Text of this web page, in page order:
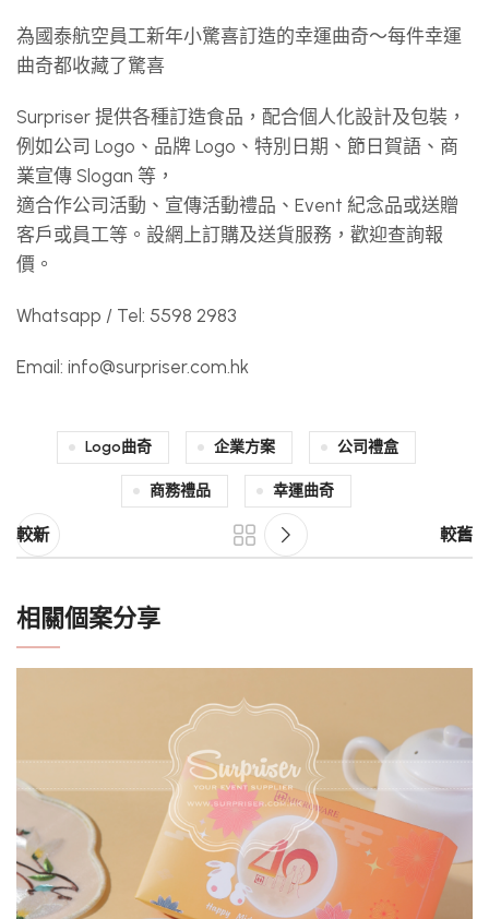
為國泰航空員工新年小驚喜訂造的幸運曲奇～每件幸運
曲奇都收藏了驚喜
Surpriser 提供各種訂造食品，配合個人化設計及包裝，
例如公司 Logo、品牌 Logo、特別日期、節日賀語、商
業宣傳 Slogan 等，
適合作公司活動、宣傳活動禮品、Event 紀念品或送贈
客戶或員工等。設網上訂購及送貨服務，歡迎查詢報
價。
Whatsapp / Tel: 5598 2983
Email: info@surpriser.com.hk
Logo曲奇 企業方案 公司禮盒
商務禮品 幸運曲奇
較新 較舊
相關個案分享